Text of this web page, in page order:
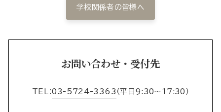
学校関係者の皆様へ
お問い合わせ・受付先
TEL：03-5724-3363 （平日9:30〜17:30）